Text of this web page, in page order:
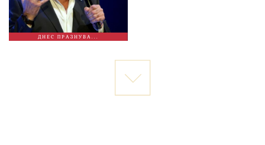
ДНЕС ПРАЗНУВА...